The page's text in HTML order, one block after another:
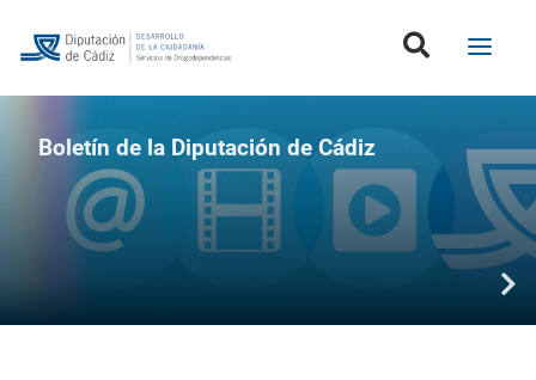
Boletín de la Diputación de Cádiz